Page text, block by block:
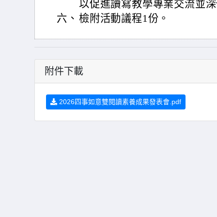
以促進讀寫教學專業交流並
六、 檢附活動議程1份。
附件下載
2026四事如意雙閱讀素養成果發表會.pdf